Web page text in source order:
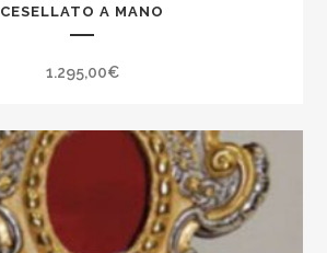
CESELLATO A MANO
1.295,00€